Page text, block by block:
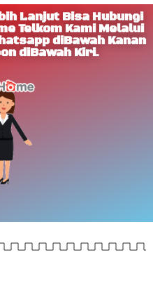
Lanjut Bisa Hubungi
Telkom Kami Melalui
diBawah Kanan
diBawah Kiri.